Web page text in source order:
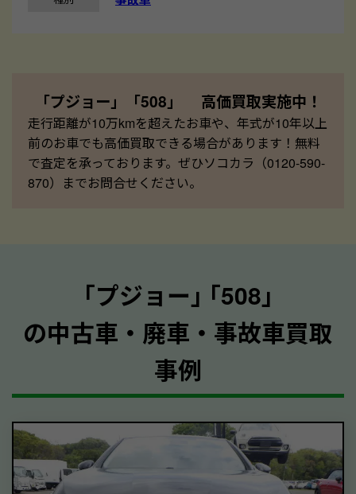
「プジョー」「508」 高価買取実施中！
走行距離が10万kmを超えたお車や、年式が10年以上
前のお車でも高価買取できる場合があります！無料
で査定を承っております。ぜひソコカラ（0120-590-
870）までお問合せください。
｢プジョー｣ ｢508｣
の中古車・廃車・事故車買取
事例